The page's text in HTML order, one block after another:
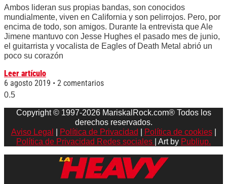
Ambos lideran sus propias bandas, son conocidos
mundialmente, viven en California y son pelirrojos. Pero, por
encima de todo, son amigos. Durante la entrevista que Ale
Jimene mantuvo con Jesse Hughes el pasado mes de junio,
el guitarrista y vocalista de Eagles of Death Metal abrió un
poco su corazón
Leer artículo
6 agosto 2019
2 comentarios
Copyright © 1997-2026 MariskalRock.com® Todos los
derechos reservados.
Aviso Legal
Política de Privacidad Política de cookies|
Política de Privacidad Redes sociales
| Art by Publiup.